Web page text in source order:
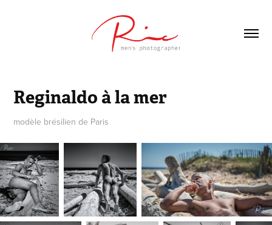
Reginaldo à la mer
modèle brésilien de Paris